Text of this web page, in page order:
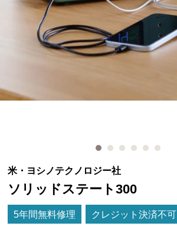
米・ヨシノテクノロジー社
ソリッドステート300
5年間無料修理 クレジット決済不可